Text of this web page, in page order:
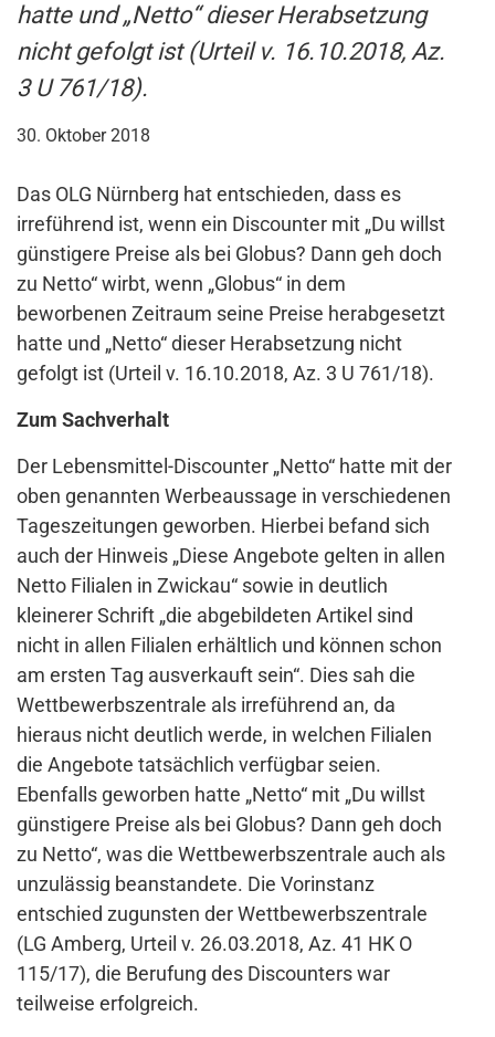
hatte und „Netto“ dieser Herabsetzung
nicht gefolgt ist (Urteil v. 16.10.2018, Az.
3 U 761/18).
30. Oktober 2018
Das OLG Nürnberg hat entschieden, dass es
irreführend ist, wenn ein Discounter mit „Du willst
günstigere Preise als bei Globus? Dann geh doch
zu Netto“ wirbt, wenn „Globus“ in dem
beworbenen Zeitraum seine Preise herabgesetzt
hatte und „Netto“ dieser Herabsetzung nicht
gefolgt ist (Urteil v. 16.10.2018, Az. 3 U 761/18).
Zum Sachverhalt
Der Lebensmittel-Discounter „Netto“ hatte mit der
oben genannten Werbeaussage in verschiedenen
Tageszeitungen geworben. Hierbei befand sich
auch der Hinweis „Diese Angebote gelten in allen
Netto Filialen in Zwickau“ sowie in deutlich
kleinerer Schrift „die abgebildeten Artikel sind
nicht in allen Filialen erhältlich und können schon
am ersten Tag ausverkauft sein“. Dies sah die
Wettbewerbszentrale als irreführend an, da
hieraus nicht deutlich werde, in welchen Filialen
die Angebote tatsächlich verfügbar seien.
Ebenfalls geworben hatte „Netto“ mit „Du willst
günstigere Preise als bei Globus? Dann geh doch
zu Netto“, was die Wettbewerbszentrale auch als
unzulässig beanstandete. Die Vorinstanz
entschied zugunsten der Wettbewerbszentrale
(LG Amberg, Urteil v. 26.03.2018, Az. 41 HK O
115/17), die Berufung des Discounters war
teilweise erfolgreich.